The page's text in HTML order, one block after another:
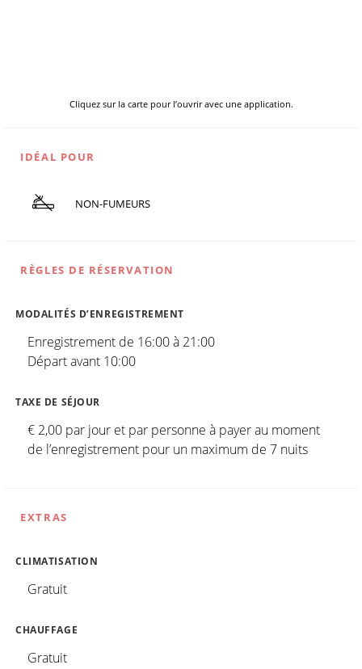
Cliquez sur la carte pour l’ouvrir avec une application.
IDÉAL POUR
NON-FUMEURS
RÈGLES DE RÉSERVATION
MODALITÉS D’ENREGISTREMENT
Enregistrement de 16:00 à 21:00
Départ avant 10:00
TAXE DE SÉJOUR
€ 2,00 par jour et par personne à payer au moment
de l’enregistrement pour un maximum de 7 nuits
EXTRAS
CLIMATISATION
Gratuit
CHAUFFAGE
Gratuit